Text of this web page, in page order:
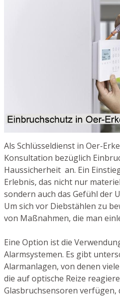
Als Schlüsseldienst in Oer-
Konsultation bezüglich
Haussicherheit an. Ein
Erlebnis, das nicht nur
sondern auch das Gefühl der
Um sich vor Diebstählen zu
von Maßnahmen, die man
Eine Option ist die
Alarmsystemen. Es gibt
Alarmanlagen, von denen
die auf optische Reize
Glasbruchsensoren verfügen,